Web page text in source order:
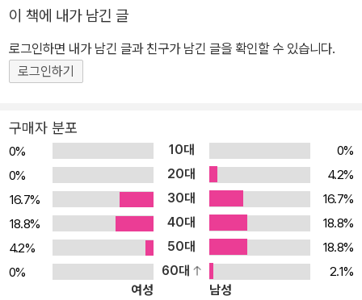
요성과 구글 루커 스튜디오를 활용하여 데이터 시각화를 할 때 알고
있어야 하는 기능에 대해 설명합니다. 준비된 “성적표” 데이터를 통
한 실습으로 데이터 시각화의 첫 발을 내딛을 수 있습니다. PART 0
2 매장 보고서 구글 루커 스튜디오에서 활용할 수 있는 다양한 차트
적에 맞는 차트를 활용하여 가독성 있는 보고서를 작성하는 방법을
소개합니다. 준비된 실습 데이터인 “매장 보고서”를 통해 실무에 필
요한 기능을 습득할 수 있습니다. PART 03 구글 애널리틱스 4 데이
터를 활용한 AARRR 보고서 PART 03 구글 애널리틱스 4 데이터
활용 AARRR 보고서는 데이터 시각화 툴과 데이터 분석 툴에 익숙한
마케터들, 그리고 PART 01, 02를 습득한 독자들을 대상으로 하고
있습니다. 구글 루커 스튜디오로 AARRR 보고서를 작성하며, 구글
애널리틱스 4의 데모 계정과 실습용 템플릿을 활용하여 한걸음 더 나
이 책에 내가 남긴 글
로그인하면 내가 남긴 글과 친구가 남긴 글을 확인할 수 있습니다.
로그인하기
구매자 분포
0% 10대
0%
0%
20대
4.2%
16.7%
30대
16.7%
18.8%
40대
18.8%
4.2%
50대
18.8%
0%
60대
2.1%
여성
남성